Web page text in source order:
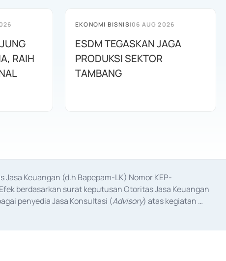
RAIH
EKONOMI BISNIS|06 AUG 2026
ESDM TEGASKAN JAGA
PRODUKSI SEKTOR
TAMBANG
Keuangan (d.h Bapepam-LK) Nomor KEP-
berdasarkan surat keputusan Otoritas Jasa Keuangan
penyedia Jasa Konsultasi (Advisory) atas kegiatan